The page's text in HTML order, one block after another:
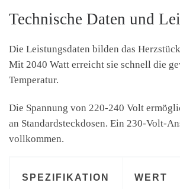
Technische Daten und
Die Leistungsdaten bilden das
Mit 2040 Watt erreicht sie schnell die
Temperatur.
Die Spannung von 220-240 Volt
an Standardsteckdosen. Ein 230-Volt-
vollkommen.
SPEZIFIKATION WERT